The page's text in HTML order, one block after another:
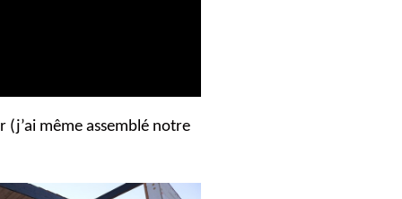
(j’ai même assemblé notre